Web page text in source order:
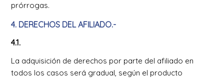
prórrogas.
4. DERECHOS DEL AFILIADO.-
4.1.
La adquisición de derechos por parte del afiliado en
todos los casos será gradual, según el producto